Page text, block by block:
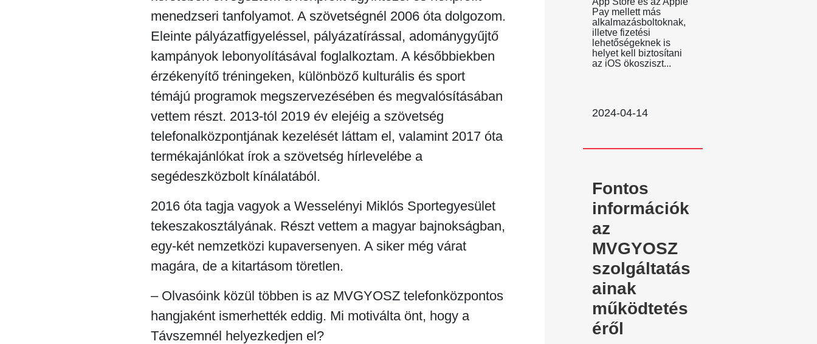
menedzseri tanfolyamot. A szövetségnél 2006 óta dolgozom.
Eleinte pályázatfigyeléssel, pályázatírással, adománygyűjtő
kampányok lebonyolításával foglalkoztam. A későbbiekben
érzékenyítő tréningeken, különböző kulturális és sport
témájú programok megszervezésében és megvalósításában
vettem részt. 2013-tól 2019 év elejéig a szövetség
telefonalközpontjának kezelését láttam el, valamint 2017 óta
termékajánlókat írok a szövetség hírlevelébe a
segédeszközbolt kínálatából.
2016 óta tagja vagyok a Wesselényi Miklós Sportegyesület
tekeszakosztályának. Részt vettem a magyar bajnokságban,
egy-két nemzetközi kupaversenyen. A siker még várat
magára, de a kitartásom töretlen.
– Olvasóink közül többen is az MVGYOSZ telefonközpontos
hangjaként ismerhették eddig. Mi motiválta önt, hogy a
Távszemnél helyezkedjen el?
Pay mellett más
alkalmazásboltoknak,
illetve fizetési
lehetőségeknek is
helyet kell biztosítani
az iOS ökosziszt...
2024-04-14
Fontos
információk
az
MVGYOSZ
szolgáltatás
ainak
működtetés
éről